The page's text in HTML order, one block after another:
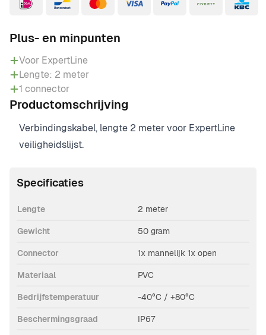
Plus- en minpunten
Voor ExpertLine
Lengte: 2 meter
1 connector
Productomschrijving
Verbindingskabel, lengte 2 meter voor ExpertLine
veiligheidslijst.
Specificaties
Lengte 2 meter
Gewicht 50 gram
Connector 1x mannelijk 1x open
Materiaal PVC
Bedrijfstemperatuur -40°C / +80°C
Beschermingsgraad IP67